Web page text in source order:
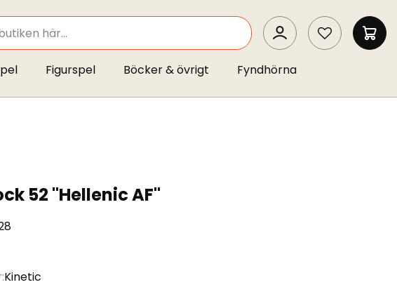
SEARCH
MIN
Figurspel Böcker & övrigt Fyndhörna
52 "Hellenic AF"
Kinetic